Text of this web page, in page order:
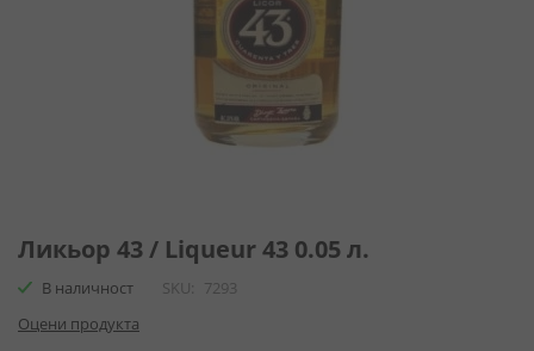
към
на
галерия
със
Ликьор 43 / Liqueur 43 0.05 л.
В наличност SKU
7293
Оцени продукта